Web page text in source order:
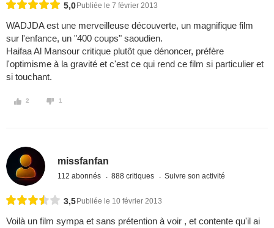
5,0 Publiée le 7 février 2013
WADJDA est une merveilleuse découverte, un magnifique film
sur l'enfance, un "400 coups" saoudien.
Haifaa Al Mansour critique plutôt que dénoncer, préfère
l'optimisme à la gravité et c'est ce qui rend ce film si particulier et
si touchant.
2 1
missfanfan
112 abonnés 888 critiques Suivre son activité
3,5 Publiée le 10 février 2013
Voilà un film sympa et sans prétention à voir , et contente qu'il ai